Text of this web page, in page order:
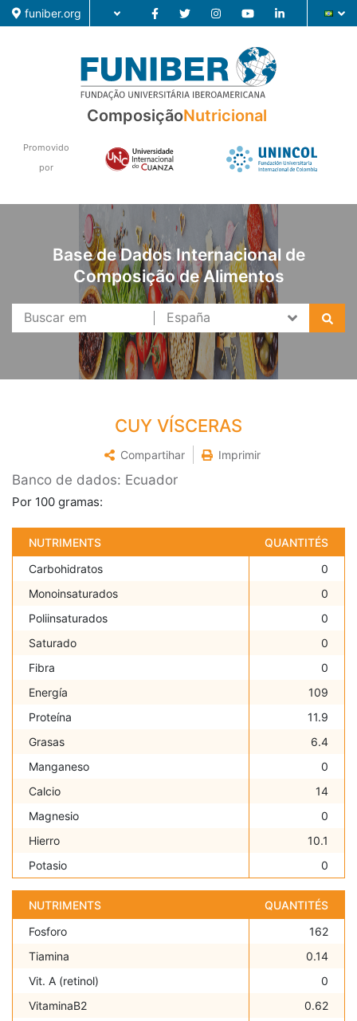
funiber.org
Formação
Pesquisa
Notícias
ComposiçãoNutricional
Promovido
por
Base de Dados Internacional de
Composição de Alimentos
CUY VÍSCERAS
Compartihar Imprimir
Banco de dados: Ecuador
Por 100 gramas:
NUTRIMENTS
QUANTITÉS
Carbohidratos
0
Monoinsaturados
0
Poliinsaturados
0
Saturado
0
Fibra
0
Energía
109
Proteína
11.9
Grasas
6.4
Manganeso
0
Calcio
14
Magnesio
0
Hierro
10.1
Potasio
0
NUTRIMENTS
QUANTITÉS
Fosforo
162
Tiamina
0.14
Vit. A (retinol)
0
VitaminaB2
0.62